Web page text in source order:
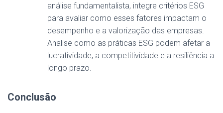
análise fundamentalista, integre critérios ESG
para avaliar como esses fatores impactam o
desempenho e a valorização das empresas.
Analise como as práticas ESG podem afetar a
lucratividade, a competitividade e a resiliência a
longo prazo.
Conclusão